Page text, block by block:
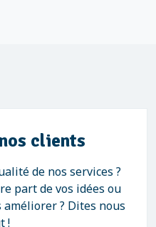
clients
de nos services ?
part de vos idées ou
? Dites nous
!